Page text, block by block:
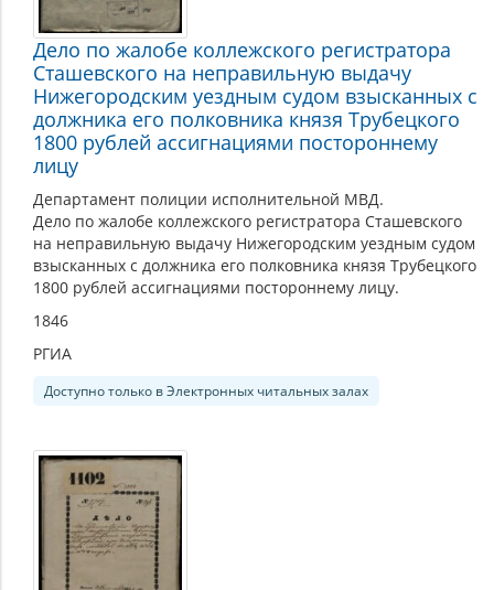
Дело по жалобе коллежского регистратора
Сташевского на неправильную выдачу
Нижегородским уездным судом взысканных с
должника его полковника князя Трубецкого
1800 рублей ассигнациями постороннему
лицу
Департамент полиции исполнительной МВД.
Дело по жалобе коллежского регистратора Сташевского
на неправильную выдачу Нижегородским уездным судом
взысканных с должника его полковника князя Трубецкого
1800 рублей ассигнациями постороннему лицу.
1846
РГИА
Доступно только в Электронных читальных залах